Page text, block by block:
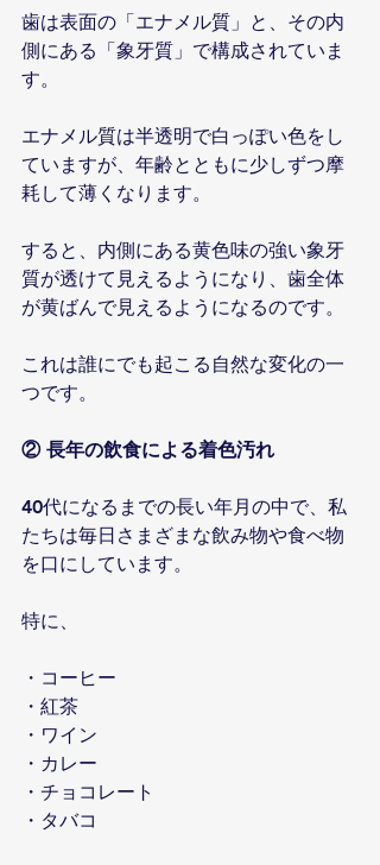
歯は表面の「エナメル質」と、その内
側にある「象牙質」で構成されていま
す。
エナメル質は半透明で白っぽい色をし
ていますが、年齢とともに少しずつ摩
耗して薄くなります。
すると、内側にある黄色味の強い象牙
質が透けて見えるようになり、歯全体
が黄ばんで見えるようになるのです。
これは誰にでも起こる自然な変化の一
つです。
② 長年の飲食による着色汚れ
40代になるまでの長い年月の中で、私
たちは毎日さまざまな飲み物や食べ物
を口にしています。
特に、
・コーヒー
・紅茶
・ワイン
・カレー
・チョコレート
・タバコ